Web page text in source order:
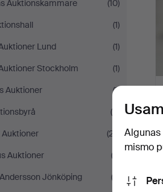
Auktionskammare
(10)
(1)
Lund
(1)
Stockholm
(1)
Auktioner
(1)
(5)
(27)
Auktioner
(3)
Jönköping
(3)
Algunas
mismo